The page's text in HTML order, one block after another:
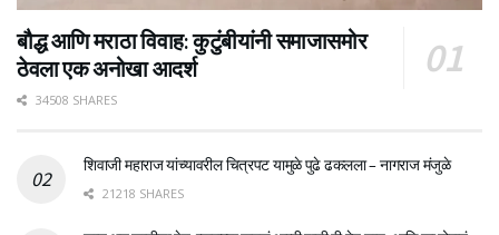
बौद्ध आणि मराठा विवाह: कुटुंबीयांनी समाजासमोर
ठेवला एक अनोखा आदर्श
34508 SHARES
शिवाजी महाराज यांच्यावरील चित्रपट यामुळे पुढे ढकलला – नागराज मंजुळे
21218 SHARES